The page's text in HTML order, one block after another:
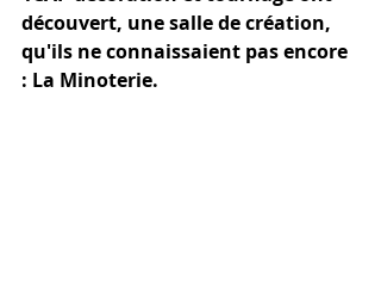
découvert, une salle de création,
qu'ils ne connaissaient pas encore
: La Minoterie.